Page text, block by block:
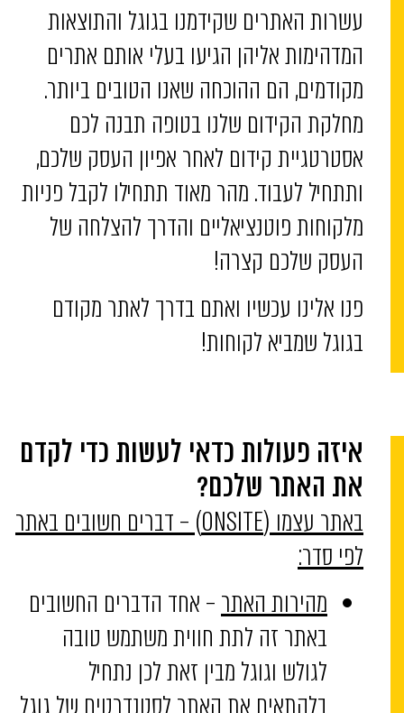
עשרות האתרים שקידמנו בגוגל והתוצאות
המדהימות אליהן הגיעו בעלי אותם אתרים
מקודמים, הם ההוכחה שאנו הטובים ביותר.
מחלקת הקידום שלנו בטופה תבנה לכם
אסטרטגיית קידום לאחר אפיון העסק שלכם,
ותתחיל לעבוד. מהר מאוד תתחילו לקבל פניות
מלקוחות פוטנציאליים והדרך להצלחה של
העסק שלכם קצרה!
פנו אלינו עכשיו ואתם בדרך לאתר מקודם
בגוגל שמביא לקוחות!
איזה פעולות כדאי לעשות כדי לקדם
את האתר שלכם?
באתר עצמו (ONSITE) – דברים חשובים באתר
לפי סדר:
מהירות האתר– אחד הדברים החשובים
באתר זה לתת חווית משתמש טובה
לגולש וגוגל מבין זאת לכן נתחיל